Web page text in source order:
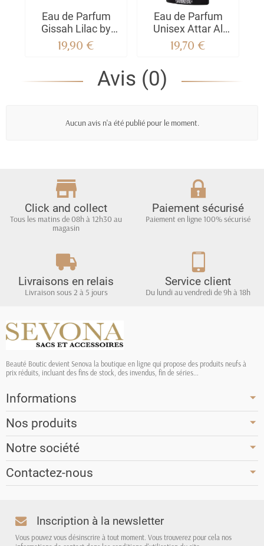
Eau de Parfum
Gissah Lilac by
Sultan El Waha 100
ml
19,90 €
Eau de Parfum
Unisex Attar Al
Wesal by Al
Wataniah 100 ML
19,70 €
Avis (0)
Aucun avis n'a été publié pour le moment.
Click and collect
Tous les matins de 08h à 12h30 au
magasin
Paiement sécurisé
Paiement en ligne 100% sécurisé
Livraisons en relais
Livraison sous 2 à 5 jours
Service client
Du lundi au vendredi de 9h à 18h
Beauté Boutic devient Senova la boutique en ligne qui propose des produits neufs à
prix réduits, incluant des fins de stock, des invendus, fin de séries...
Informations
Nos produits
Notre société
Contactez-nous
Inscription à la newsletter
Vous pouvez vous désinscrire à tout moment. Vous trouverez pour cela nos